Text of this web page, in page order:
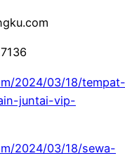
2024/03/18/tempat-
juntai-vip-
2024/03/18/sewa-